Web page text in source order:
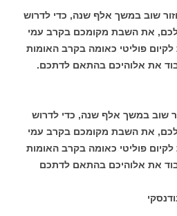
שוב במשך אלף שנה, כדי לדרוש
את השבת מקומכם בקרב עמי
פוליטי כאומה בקרב האומות
את אלוהיכם בהתאם לדתכם.
שוב במשך אלף שנה, כדי לדרוש
את השבת מקומכם בקרב עמי
פוליטי כאומה בקרב האומות
את אלוהיכם בהתאם לדתכם